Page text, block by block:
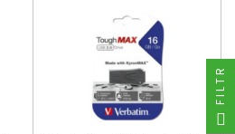
FILTR